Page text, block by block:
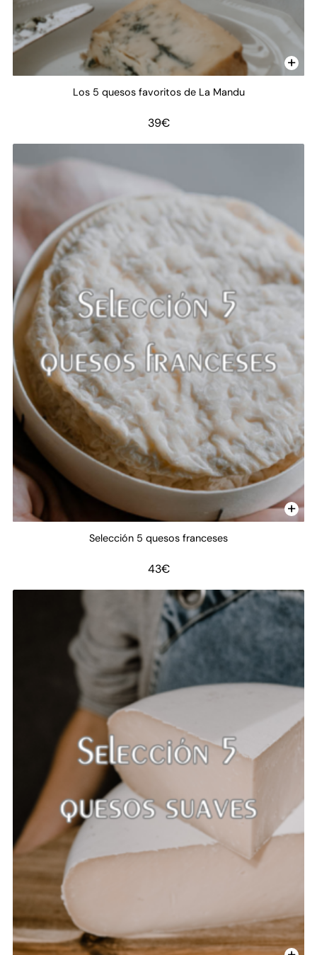
Los 5 quesos favoritos de La Mandu
39€
Selección 5 quesos franceses
43€